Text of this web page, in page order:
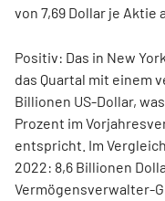
von 7,69 Dollar je Aktie
Positiv: Das in New
das Quartal mit einem
Billionen US-Dollar,
Prozent im
entspricht. Im
2022: 8,6 Billionen
Vermögensverwalter-